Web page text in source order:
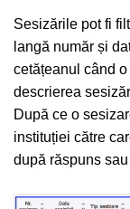
Sesizările pot fi
langă număr și
cetățeanul când
descrierea
După ce o
instituției către
după răspuns sau